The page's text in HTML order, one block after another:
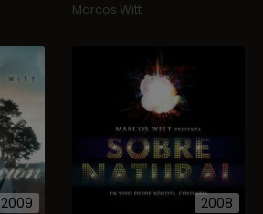
Marcos Witt
2009
2008